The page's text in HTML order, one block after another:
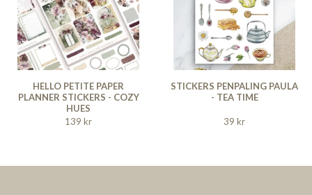
HELLO PETITE PAPER
PLANNER STICKERS - COZY
HUES
139 kr
STICKERS PENPALING PAULA
- TEA TIME
39 kr